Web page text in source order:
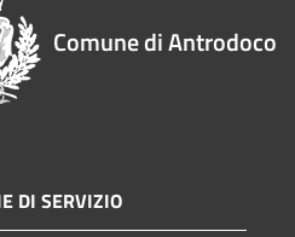
Comune di Antrodoco
DI SERVIZIO